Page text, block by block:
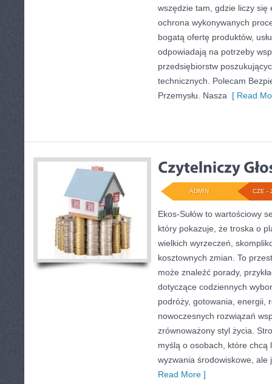
wszędzie tam, gdzie liczy
ochrona wykonywanych
bogatą ofertę produktów,
odpowiadają na potrzeby
przedsiębiorstw
technicznych. Polecam
Przemysłu. Nasza [ Read
CZE -
ADMIN
Ekos-Sułów to wartościowy
który pokazuje, że troska o
wielkich wyrzeczeń,
kosztownych zmian. To
może znaleźć porady,
dotyczące codziennych
podróży, gotowania, energii,
nowoczesnych rozwiązań
zrównoważony styl życia.
myślą o osobach, które chcą
wyzwania środowiskowe, ale
Read More ]